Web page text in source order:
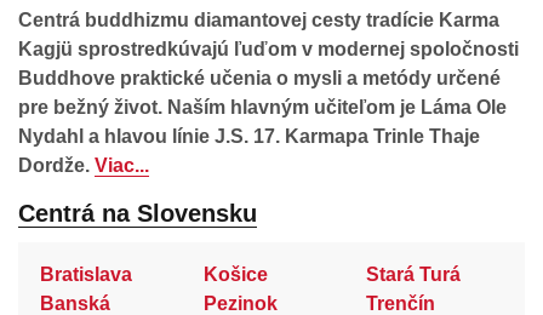
Centrá buddhizmu diamantovej cesty tradície Karma
Kagjü sprostredkúvajú ľuďom v modernej spoločnosti
Buddhove praktické učenia o mysli a metódy určené
pre bežný život. Naším hlavným učiteľom je Láma Ole
Nydahl a hlavou línie J.S. 17. Karmapa Trinle Thaje
Dordže. Viac...
Centrá na Slovensku
Bratislava
Banská
Košice
Pezinok
Stará Turá
Trenčín